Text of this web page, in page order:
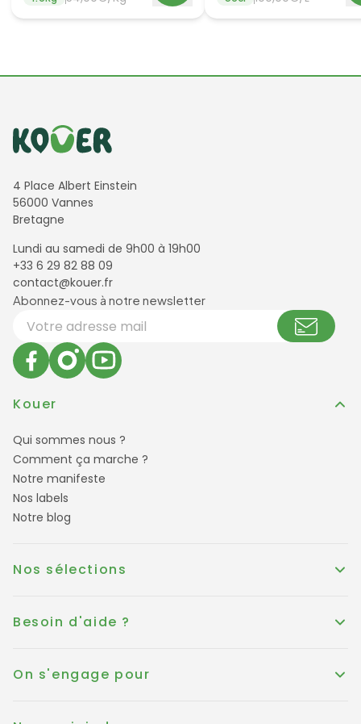
Informations de contact
4 Place Albert Einstein
56000 Vannes
Bretagne
Lundi au samedi de 9h00 à 19h00
+33 6 29 82 88 09
contact@kouer.fr
Newsletter et réseaux sociaux
Abonnez-vous à notre newsletter
Votre adresse email
Kouer
Qui sommes nous ?
Comment ça marche ?
Notre manifeste
Nos labels
Notre blog
Nos sélections
Besoin d'aide ?
On s'engage pour